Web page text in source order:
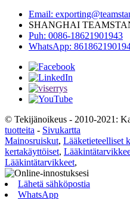
Email:
SHANGHAI
Puh: 0086-18621901943
WhatsApp:
© Tekijänoikeus - 2010-2021:
tuotteita - Sivukartta
Mainosruiskut, Lääketieteelliset
kertakäyttöiset,
Lääkintätarvikkeet,
Lähetä sähköpostia
WhatsApp